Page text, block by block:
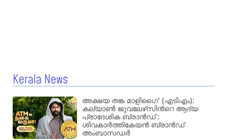
Kerala News
അക്ഷയ തങ്ക മാളിഗൈ’ (എടിഎം):
കല്യാണ്‍ ജുവലേഴ്‌സിന്‍റെ ആദ്യ
പ്രാദേശിക ബ്രാന്‍ഡ് :
ശിവകാര്‍ത്തികേയന്‍ ബ്രാന്‍ഡ്
അംബാസഡര്‍